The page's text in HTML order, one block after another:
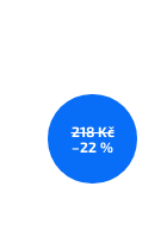
218 Kč
–22 %